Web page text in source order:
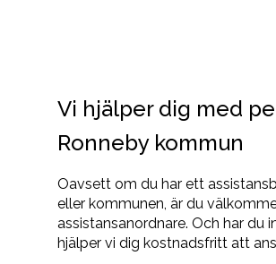
Vi hjälper dig med
Ronneby kommun
Oavsett om du har ett
eller kommunen, är du
assistansanordnare. Och har du
hjälper vi dig kostnadsfritt att